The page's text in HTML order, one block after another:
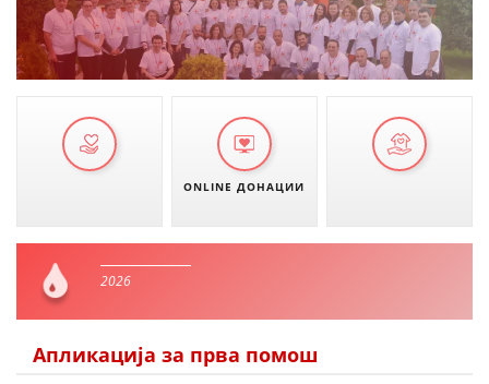
ONLINE ДОНАЦИИ
2026
Апликација за прва помош